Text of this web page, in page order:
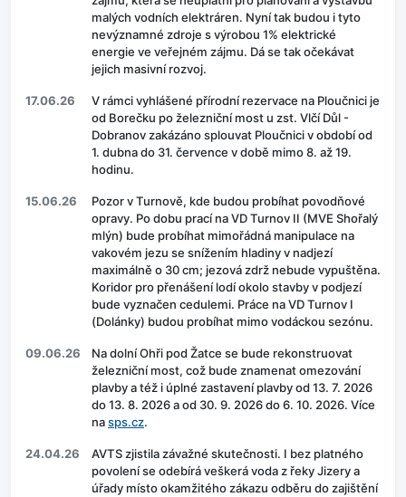
malých vodních elektráren. Nyní tak budou i tyto
nevýznamné zdroje s výrobou 1% elektrické
energie ve veřejném zájmu. Dá se tak očekávat
jejich masivní rozvoj.
17.06.26
V rámci vyhlášené přírodní rezervace na Ploučnici je
od Borečku po železniční most u zst. Vlčí Důl -
Dobranov zakázáno splouvat Ploučnici v období od
1. dubna do 31. července v době mimo 8. až 19.
hodinu.
15.06.26
Pozor v Turnově, kde budou probíhat povodňové
opravy. Po dobu prací na VD Turnov II (MVE Shořalý
mlýn) bude probíhat mimořádná manipulace na
vakovém jezu se snížením hladiny v nadjezí
maximálně o 30 cm; jezová zdrž nebude vypuštěna.
Koridor pro přenášení lodí okolo stavby v podjezí
bude vyznačen cedulemi. Práce na VD Turnov I
(Dolánky) budou probíhat mimo vodáckou sezónu.
09.06.26
Na dolní Ohři pod Žatce se bude rekonstruovat
železniční most, což bude znamenat omezování
plavby a též i úplné zastavení plavby od 13. 7. 2026
do 13. 8. 2026 a od 30. 9. 2026 do 6. 10. 2026. Více
nasps.cz.
24.04.26
AVTS zjistila závažné skutečnosti. I bez platného
povolení se odebírá veškerá voda z řeky Jizery a
úřady místo okamžitého zákazu odběru do zajištění